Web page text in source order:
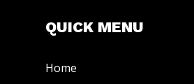
QUICK MENU
Home